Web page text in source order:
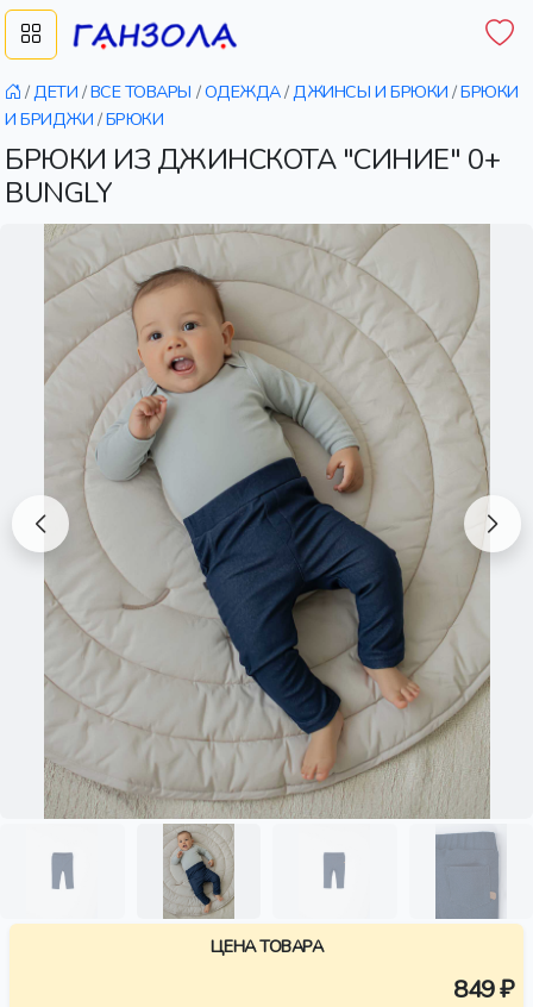
/ДЕТИ /ВСЕ ТОВАРЫ /ОДЕЖДА/ДЖИНСЫ И БРЮКИ /БРЮКИ
И БРИДЖИ /БРЮКИ
БРЮКИ ИЗ ДЖИНСКОТА "СИНИЕ" 0+
BUNGLY
ЦЕНА ТОВАРА
849 ₽